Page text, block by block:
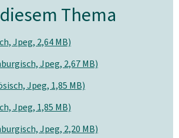
Thema
Jpeg, 2,64 MB)
Jpeg, 2,67 MB)
Jpeg, 1,85 MB)
Jpeg, 1,85 MB)
Jpeg, 2,20 MB)